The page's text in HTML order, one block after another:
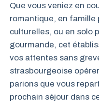
Que vous veniez en
romantique, en famille
culturelles, ou en solo
gourmande, cet
vos attentes sans
strasbourgeoise
parions que vous
prochain séjour dans